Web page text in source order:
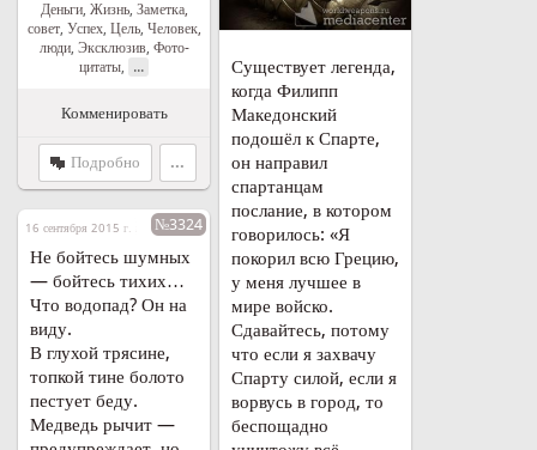
Деньги, Жизнь, Заметка,
совет, Успех, Цель, Человек,
люди, Эксклюзив, Фото-
цитаты, ...
Комменировать
Подробно ...
Существует легенда,
когда Филипп
Македонский
подошёл к Спарте,
он направил
спартанцам
послание, в котором
говорилось: «Я
покорил всю Грецию,
у меня лучшее в
мире войско.
Сдавайтесь, потому
что если я захвачу
Спарту силой, если я
ворвусь в город, то
беспощадно
16 сентября 2015 г. в 21:39№3324
Не бойтесь шумных
— бойтесь тихих…
Что водопад? Он на
виду.
В глухой трясине,
топкой тине болото
пестует беду.
Медведь рычит —